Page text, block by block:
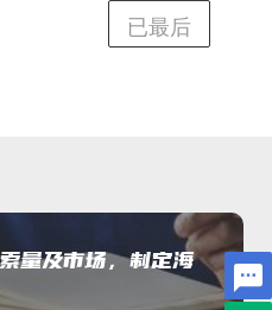
已最后
量及市场，制定海